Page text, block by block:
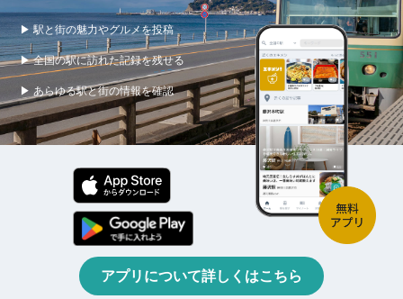
▶ 駅と街の魅力やグルメを投稿
▶ 全国の駅に訪れた記録を残せる
▶ あらゆる駅と街の情報を確認
アプリについて詳しくはこちら